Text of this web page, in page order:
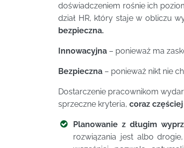
doświadczeniem rośnie ich
dział HR, który staje w obliczu
bezpieczna.
Innowacyjna – ponieważ ma
Bezpieczna – ponieważ nikt nie
Dostarczenie pracownikom
sprzeczne kryteria, coraz
Planowanie z długim
rozwiązania jest albo